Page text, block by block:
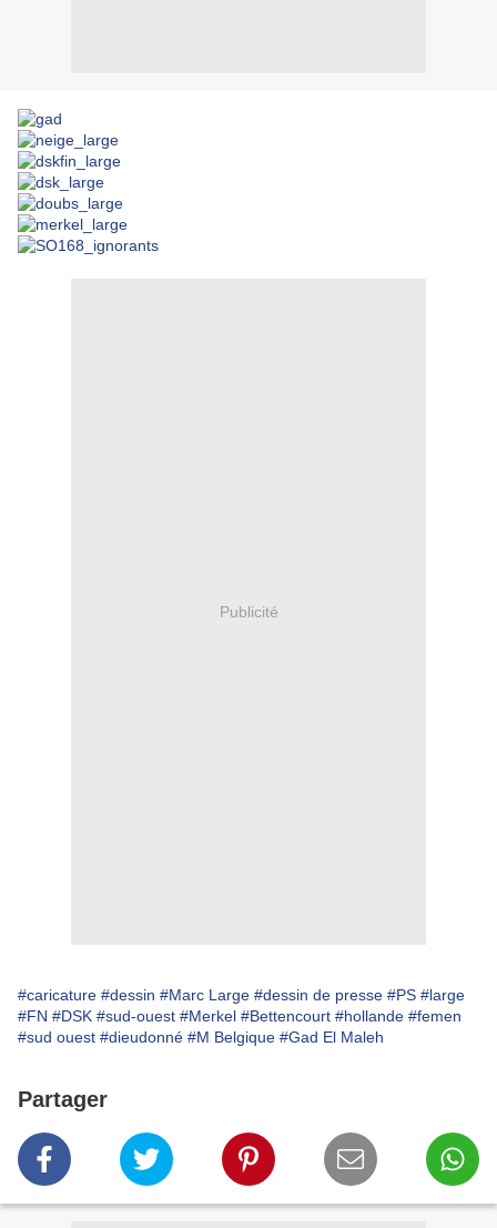
Publicité
#caricature #dessin #Marc Large #dessin de presse #PS #large
#FN #DSK #sud-ouest #Merkel #Bettencourt #hollande #femen
#sud ouest #dieudonné #M Belgique #Gad El Maleh
Partager